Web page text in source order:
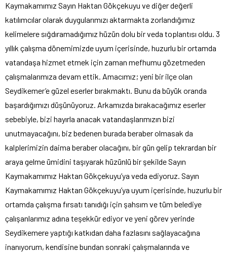
Kaymakamımız Sayın Haktan Gökçekuyu ve diğer değerli
katılımcılar olarak duygularımızı aktarmakta zorlandığımız
kelimelere sığdıramadığımız hüzün dolu bir veda toplantısı oldu. 3
yıllık çalışma dönemimizde uyum içerisinde, huzurlu bir ortamda
vatandaşa hizmet etmek için zaman mefhumu gözetmeden
çalışmalarımıza devam ettik. Amacımız; yeni bir ilçe olan
Seydikemer’e güzel eserler bırakmaktı. Bunu da büyük oranda
başardığımızı düşünüyoruz. Arkamızda bırakacağımız eserler
sebebiyle, bizi hayırla anacak vatandaşlarımızın bizi
unutmayacağını, biz bedenen burada beraber olmasak da
kalplerimizin daima beraber olacağını, bir gün gelip tekrardan bir
araya gelme ümidini taşıyarak hüzünlü bir şekilde Sayın
Kaymakamımız Haktan Gökçekuyu’ya veda ediyoruz. Sayın
Kaymakamımız Haktan Gökçekuyu’ya uyum içerisinde, huzurlu bir
ortamda çalışma fırsatı tanıdığı için şahsım ve tüm belediye
çalışanlarımız adına teşekkür ediyor ve yeni görev yerinde
Seydikemere yaptığı katkıdan daha fazlasını sağlayacağına
inanıyorum, kendisine bundan sonraki çalışmalarında ve